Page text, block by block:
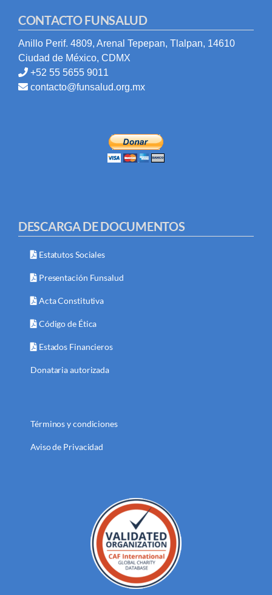
CONTACTO FUNSALUD
Anillo Perif. 4809, Arenal Tepepan, Tlalpan, 14610
Ciudad de México, CDMX
+52 55 5655 9011
contacto@funsalud.org.mx
DESCARGA DE DOCUMENTOS
Estatutos Sociales
Presentación Funsalud
Acta Constitutiva
Código de Ética
Estados Financieros
Donataria autorizada
Términos y condiciones
Aviso de Privacidad